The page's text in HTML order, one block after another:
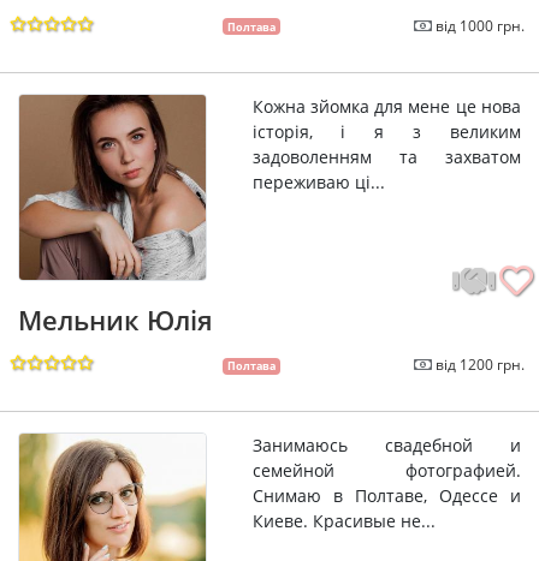
Полтава від 1000 грн.
Кожна зйомка для мене це нова
історія, і я з великим
задоволенням та захватом
переживаю ці...
Мельник Юлія
Полтава від 1200 грн.
Занимаюсь свадебной и
семейной фотографией.
Снимаю в Полтаве, Одессе и
Киеве. Красивые не...